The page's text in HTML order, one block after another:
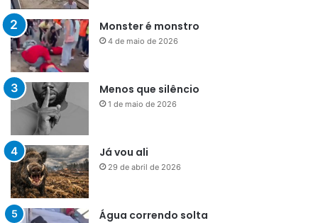
Monster é monstro
4 de maio de 2026
Menos que silêncio
1 de maio de 2026
Já vou ali
29 de abril de 2026
Água correndo solta